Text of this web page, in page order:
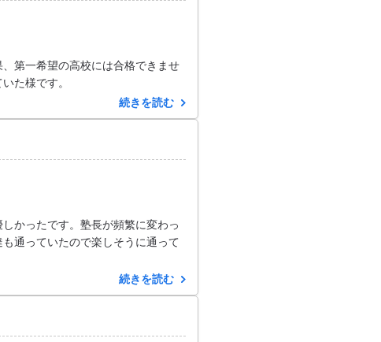
第一希望の高校には合格できませ
た様です。
続きを読む
かったです。塾長が頻繁に変わっ
通っていたので楽しそうに通って
続きを読む